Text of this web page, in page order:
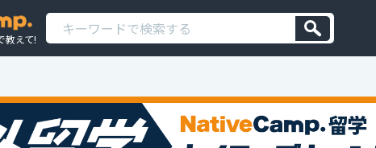
教えて!